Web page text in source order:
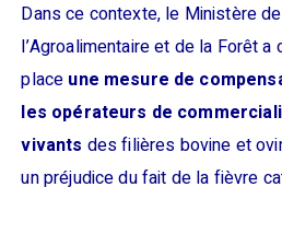
Dans ce contexte, le Ministère
l’Agroalimentaire et de la Forêt
place une mesure de
les opérateurs de
vivants des filières bovine et
un préjudice du fait de la fièvre